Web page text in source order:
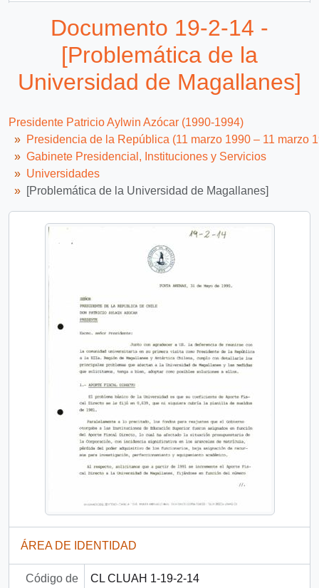
Documento 19-2-14 -
[Problemática de la
Universidad de Magallanes]
Presidente Patricio Aylwin Azócar (1990-1994)
Presidencia de la República (11 marzo 1990 – 11 marzo
Gabinete Presidencial, Instituciones y Servicios
Universidades
[Problemática de la Universidad de Magallanes]
ÁREA DE IDENTIDAD
Código de CL CLUAH 1-19-2-14